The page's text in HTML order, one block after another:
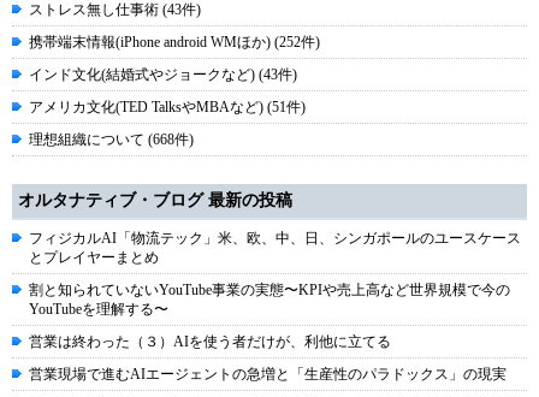
ストレス無し仕事術 (43件)
携帯端末情報(iPhone android WMほか) (252件)
インド文化(結婚式やジョークなど) (43件)
アメリカ文化(TED TalksやMBAなど) (51件)
理想組織について (668件)
オルタナティブ・ブログ 最新の投稿
フィジカルAI「物流テック」米、欧、中、日、シンガポールのユースケース
とプレイヤーまとめ
割と知られていないYouTube事業の実態〜KPIや売上高など世界規模で今の
YouTubeを理解する〜
営業は終わった（３）AIを使う者だけが、利他に立てる
営業現場で進むAIエージェントの急増と「生産性のパラドックス」の現実